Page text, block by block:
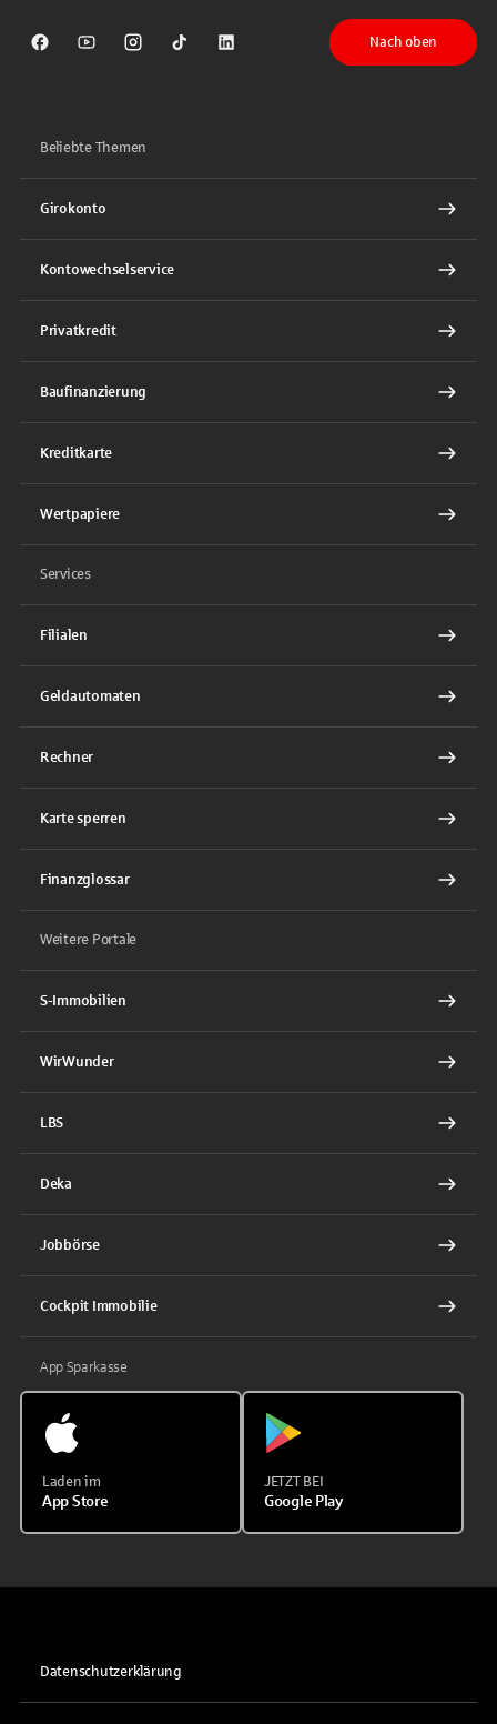
Sparkasse auf Facebook
Sparkasse auf Youtube
Sparkasse auf Instagram
Sparkasse auf TikTok
Sparkasse auf LinkedIn
Nach oben
Beliebte Themen
Girokonto
Kontowechselservice
Privatkredit
Baufinanzierung
Kreditkarte
Wertpapiere
Services
Filialen
Geldautomaten
Rechner
Karte sperren
Finanzglossar
Weitere Portale
S-Immobilien
WirWunder
LBS
Deka
Jobbörse
Cockpit Immobilie
App Sparkasse
Laden im
App Store
JETZT BEI
Google Play
Datenschutzerklärung